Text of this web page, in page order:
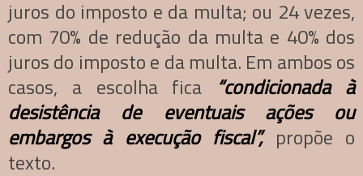
juros do imposto e da multa; ou 24 vezes,
com 70% de redução da multa e 40% dos
juros do imposto e da multa. Em ambos os
casos, a escolha fica
“condicionada à
desistência de eventuais ações ou
embargos à execução fiscal”,propõe o
texto.